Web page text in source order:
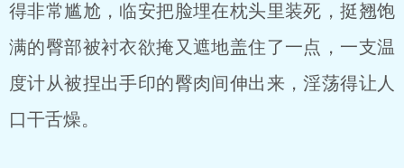
得非常尴尬，临安把脸埋在枕头里装死，挺翘饱
满的臀部被衬衣欲掩又遮地盖住了一点，一支温
度计从被捏出手印的臀肉间伸出来，淫荡得让人
口干舌燥。